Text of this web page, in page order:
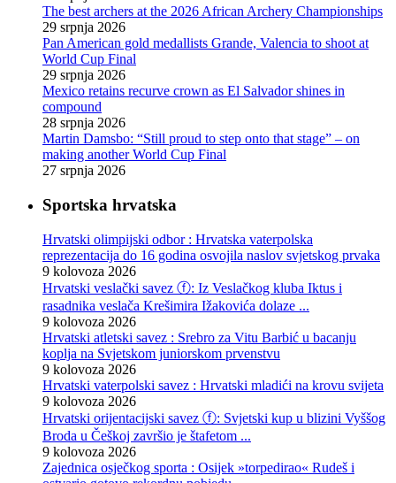
The best archers at the 2026 African Archery Championships
29 srpnja 2026
Pan American gold medallists Grande, Valencia to shoot at
World Cup Final
29 srpnja 2026
Mexico retains recurve crown as El Salvador shines in
compound
28 srpnja 2026
Martin Damsbo: “Still proud to step onto that stage” – on
making another World Cup Final
27 srpnja 2026
Sportska hrvatska
Hrvatski olimpijski odbor : Hrvatska vaterpolska
reprezentacija do 16 godina osvojila naslov svjetskog prvaka
9 kolovoza 2026
Hrvatski veslački savez ⓕ: Iz Veslačkog kluba Iktus i
rasadnika veslača Krešimira Ižakovića dolaze ...
9 kolovoza 2026
Hrvatski atletski savez : Srebro za Vitu Barbić u bacanju
koplja na Svjetskom juniorskom prvenstvu
9 kolovoza 2026
Hrvatski vaterpolski savez : Hrvatski mladići na krovu svijeta
9 kolovoza 2026
Hrvatski orijentacijski savez ⓕ: Svjetski kup u blizini Vyššog
Broda u Češkoj završio je štafetom ...
9 kolovoza 2026
Zajednica osječkog sporta : Osijek »torpedirao« Rudeš i